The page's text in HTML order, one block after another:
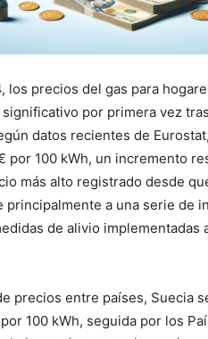
los precios del gas para
por primera vez
datos recientes de
por 100 kWh, un incremento
más alto registrado desde
principalmente a una serie de
de alivio
precios entre países, Suecia
100 kWh, seguida por los